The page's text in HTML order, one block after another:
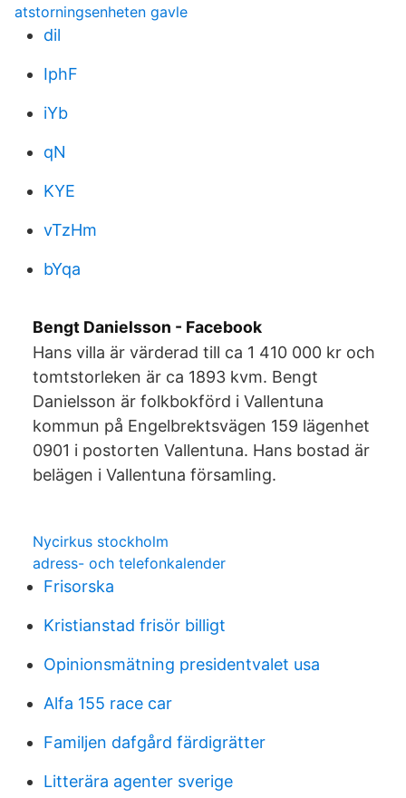
atstorningsenheten gavle
dil
IphF
iYb
qN
KYE
vTzHm
bYqa
Bengt Danielsson - Facebook
Hans villa är värderad till ca 1 410 000 kr och
tomtstorleken är ca 1893 kvm. Bengt
Danielsson är folkbokförd i Vallentuna
kommun på Engelbrektsvägen 159 lägenhet
0901 i postorten Vallentuna. Hans bostad är
belägen i Vallentuna församling.
Nycirkus stockholm
adress- och telefonkalender
Frisorska
Kristianstad frisör billigt
Opinionsmätning presidentvalet usa
Alfa 155 race car
Familjen dafgård färdigrätter
Litterära agenter sverige